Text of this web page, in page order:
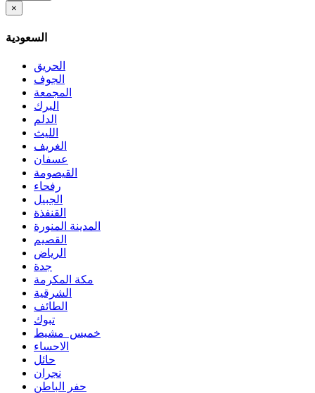
×
السعودية
الحريق
الجوف
المجمعة
البرك
الدلم
الليث
الغريف
عسفان
القيصومة
رفحاء
الجبيل
القنفذة
المدينة المنورة
القصيم
الرياض
جدة
مكة المكرمة
الشرقية
الطائف
تبوك
خميس مشيط
الاحساء
حائل
نجران
حفر الباطن